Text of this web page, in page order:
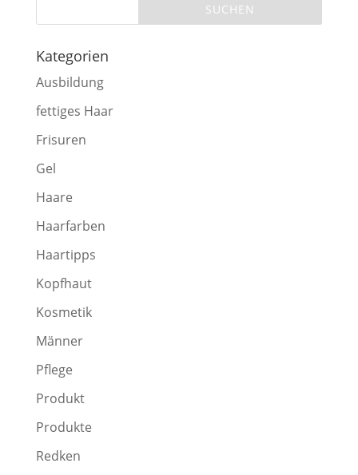
Kategorien
Ausbildung
fettiges Haar
Frisuren
Gel
Haare
Haarfarben
Haartipps
Kopfhaut
Kosmetik
Männer
Pflege
Produkt
Produkte
Redken